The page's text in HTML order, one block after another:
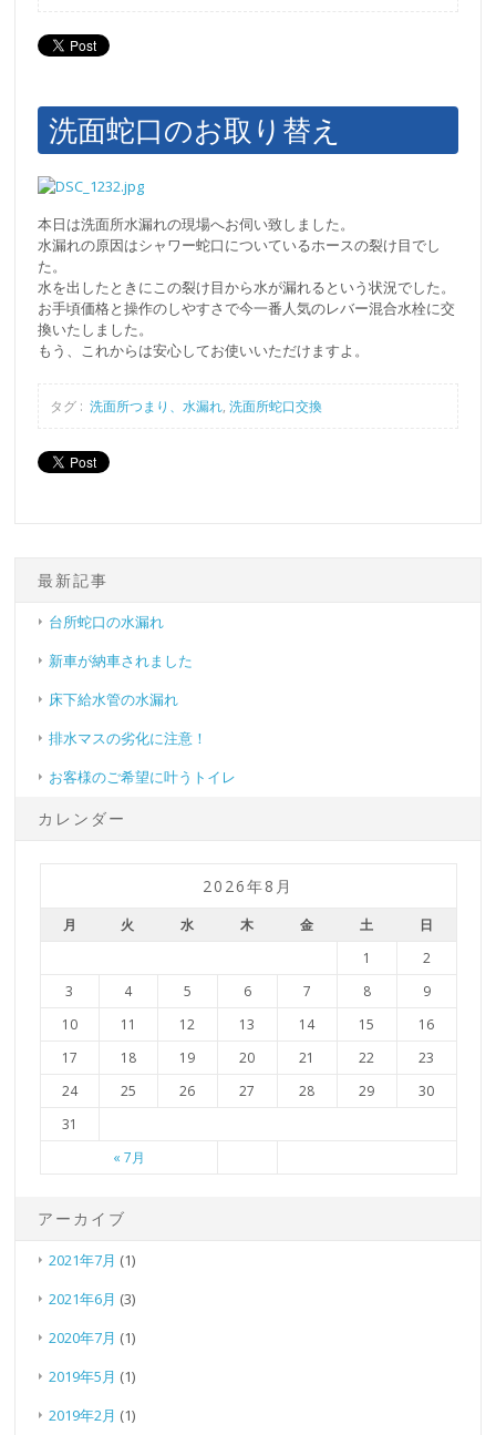
洗面蛇口のお取り替え
本日は洗面所水漏れの現場へお伺い致しました。
水漏れの原因はシャワー蛇口についているホースの裂け目でし
た。
水を出したときにこの裂け目から水が漏れるという状況でした。
お手頃価格と操作のしやすさで今一番人気のレバー混合水栓に交
換いたしました。
もう、これからは安心してお使いいただけますよ。
タグ :洗面所つまり、水漏れ,洗面所蛇口交換
最新記事
台所蛇口の水漏れ
新車が納車されました
床下給水管の水漏れ
排水マスの劣化に注意！
お客様のご希望に叶うトイレ
カレンダー
2026年8月
月 火 水 木 金 土 日
« 7月
1
2
3
4 5 6 7 8
9
10
11 12 13 14 15
16
17
18 19 20 21 22
23
24
25 26 27 28 29
30
31
アーカイブ
2021年7月 (1)
2021年6月 (3)
2020年7月 (1)
2019年5月 (1)
2019年2月 (1)